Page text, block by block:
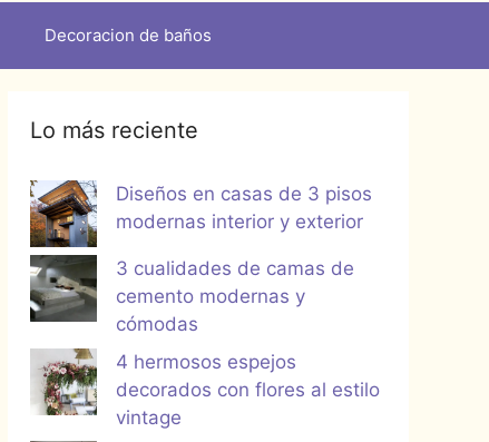
Decoracion de baños
Lo más reciente
Diseños en casas de 3 pisos
modernas interior y exterior
3 cualidades de camas de
cemento modernas y
cómodas
4 hermosos espejos
decorados con flores al estilo
vintage